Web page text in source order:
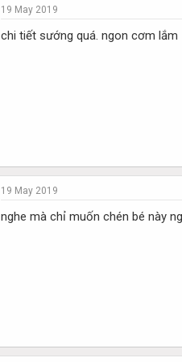
19 May 2019
chi tiết sướng quá. ngon cơm lắm
19 May 2019
nghe mà chỉ muốn chén bé này